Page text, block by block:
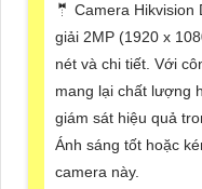
🤵 Camera
giải 2MP (1920 x
nét và chi tiết. Với
mang lại chất lượng
giám sát hiệu quả
Ánh sáng tốt hoặc
camera này.